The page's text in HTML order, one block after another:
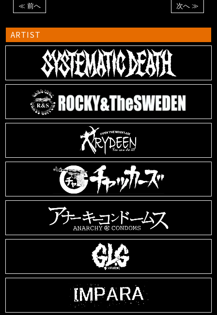
≪ 前へ 次へ ≫
ARTIST